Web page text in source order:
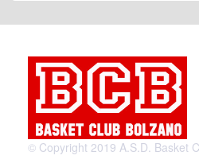
© Copyright 2019 A.S.D. Basket